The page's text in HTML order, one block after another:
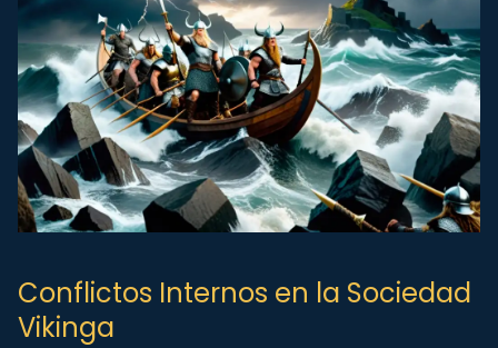
Conflictos Internos en la Sociedad
Vikinga